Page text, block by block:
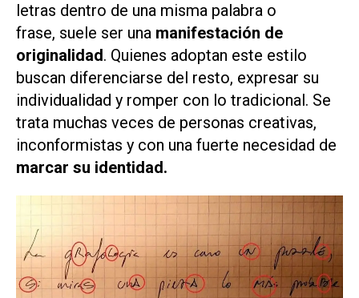
letras dentro de una misma palabra o
frase, suele ser una manifestación de
originalidad. Quienes adoptan este estilo
buscan diferenciarse del resto, expresar su
individualidad y romper con lo tradicional. Se
trata muchas veces de personas creativas,
inconformistas y con una fuerte necesidad de
marcar su identidad.